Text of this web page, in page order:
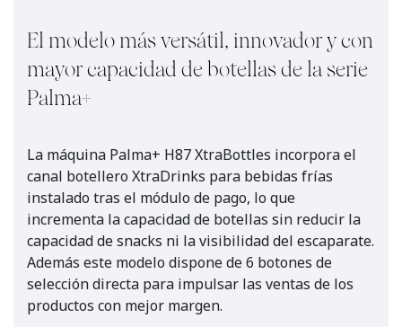
El modelo más versátil, innovador y con
mayor capacidad de botellas de la serie
Palma+
La máquina Palma+ H87 XtraBottles incorpora el
canal botellero XtraDrinks para bebidas frías
instalado tras el módulo de pago, lo que
incrementa la capacidad de botellas sin reducir la
capacidad de snacks ni la visibilidad del escaparate.
Además este modelo dispone de 6 botones de
selección directa para impulsar las ventas de los
productos con mejor margen.